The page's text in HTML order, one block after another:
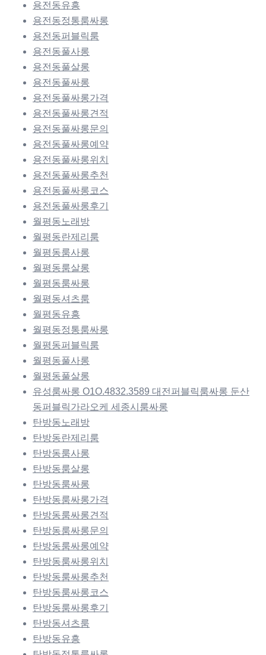
용전동유흥
용전동정통룸싸롱
용전동퍼블릭룸
용전동풀사롱
용전동풀살롱
용전동풀싸롱
용전동풀싸롱가격
용전동풀싸롱견적
용전동풀싸롱문의
용전동풀싸롱예약
용전동풀싸롱위치
용전동풀싸롱추천
용전동풀싸롱코스
용전동풀싸롱후기
월평동노래방
월평동란제리룸
월평동룸사롱
월평동룸살롱
월평동룸싸롱
월평동셔츠룸
월평동유흥
월평동정통룸싸롱
월평동퍼블릭룸
월평동풀사롱
월평동풀살롱
유성룸싸롱 O1O.4832.3589 대전퍼블릭룸싸롱 둔산
동퍼블릭가라오케 세종시룸싸롱
탄방동노래방
탄방동란제리룸
탄방동룸사롱
탄방동룸살롱
탄방동룸싸롱
탄방동룸싸롱가격
탄방동룸싸롱견적
탄방동룸싸롱문의
탄방동룸싸롱예약
탄방동룸싸롱위치
탄방동룸싸롱추천
탄방동룸싸롱코스
탄방동룸싸롱후기
탄방동셔츠룸
탄방동유흥